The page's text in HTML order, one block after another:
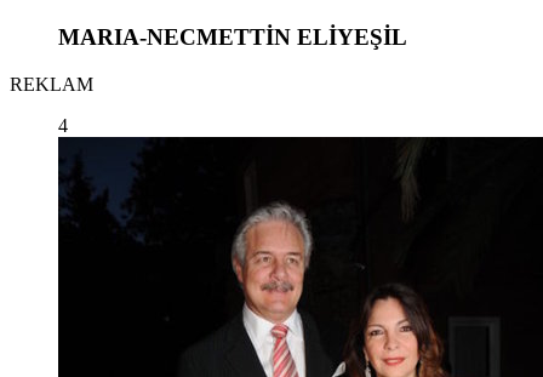
MARIA-NECMETTİN ELİYEŞİL
REKLAM
4